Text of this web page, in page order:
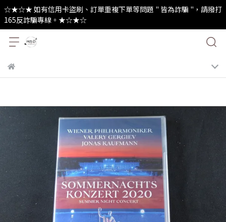
☆★☆★ 如有信用卡盜刷、訂單重複下單等問題 " 皆為詐騙 "，請撥打
165反詐騙專線。★☆★☆